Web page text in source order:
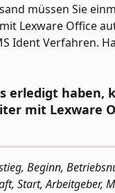
müssen Sie
Lexware Office
Ident Verfahren.
erledigt haben,
mit Lexware
Beginn,
Start, Arbeitgeber,